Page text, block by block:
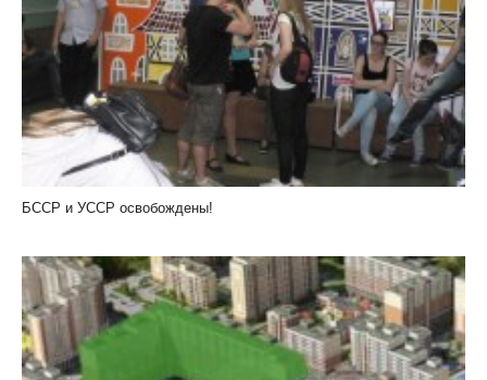
БССР и УССР освобождены!